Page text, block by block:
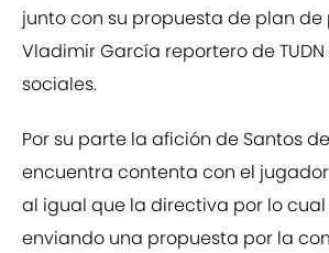
junto con su propuesta de plan de
Vladimir García reportero de
sociales.
Por su parte la afición de Santos
encuentra contenta con el
al igual que la directiva por lo
enviando una propuesta por la